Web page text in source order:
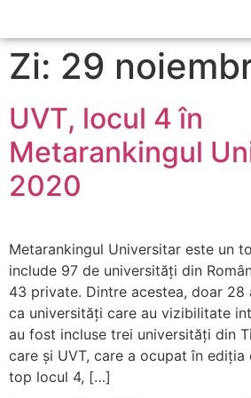
Zi: 29
UVT, locul 4 în
Metarankingul
2020
Metarankingul Universitar este un
include 97 de universități din
43 private. Dintre acestea, doar
ca universități care au vizibilitate
au fost incluse trei universități din
care și UVT, care a ocupat în ediția
top locul 4, […]